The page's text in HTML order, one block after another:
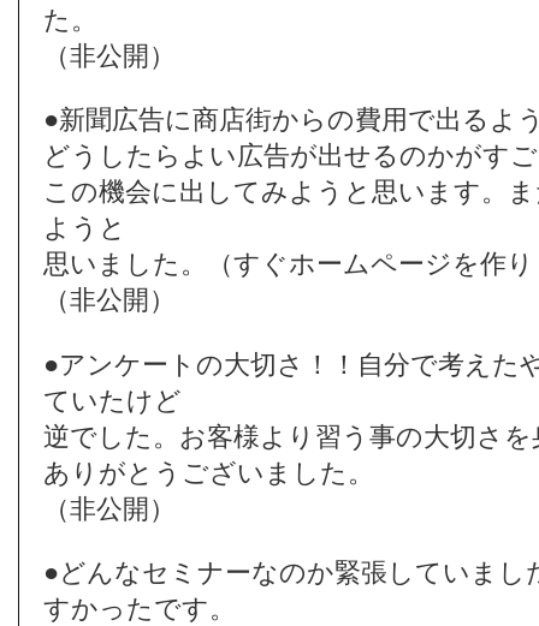
た。
（非公開）
●新聞広告に商店街からの費用で出るよ
どうしたらよい広告が出せるのかがす
この機会に出してみようと思います。
ようと
思いました。（すぐホームページを作
（非公開）
●アンケートの大切さ！！自分で考えた
ていたけど
逆でした。お客様より習う事の大切さ
ありがとうございました。
（非公開）
●どんなセミナーなのか緊張していまし
すかったです。